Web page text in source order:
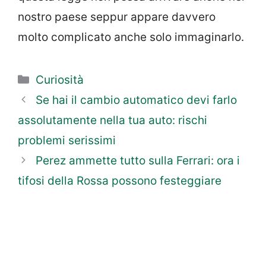
nostro paese seppur appare davvero
molto complicato anche solo immaginarlo.
Categorie
Curiosità
Se hai il cambio automatico devi farlo
assolutamente nella tua auto: rischi
problemi serissimi
Perez ammette tutto sulla Ferrari: ora i
tifosi della Rossa possono festeggiare